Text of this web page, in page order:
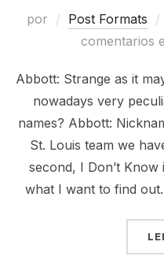
por Post Formats
comentarios
Abbott: Strange as it
nowadays very
names? Abbott:
St. Louis team we
second, I Don’t Know
what I want to find